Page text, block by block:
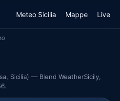
Meteo Sicilia Mappe Live
Sicilia) — Blend WeatherSicily,